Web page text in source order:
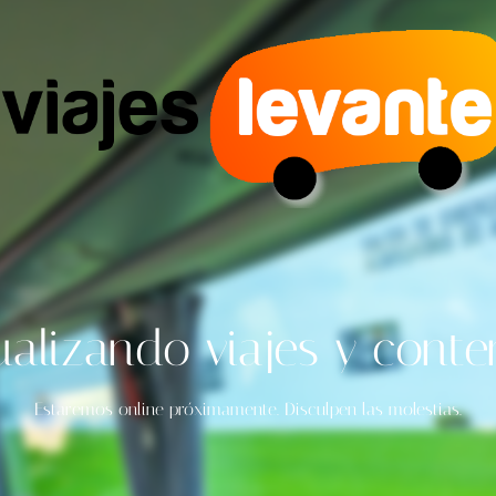
viajes y
Estaremos online próximamente. Disculpen las molestias.